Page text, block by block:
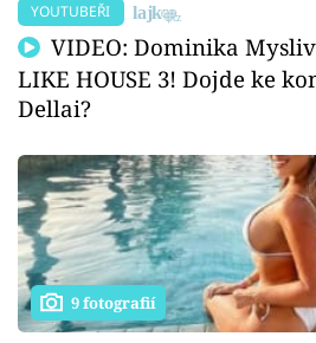
YOUTUBEŘI
VIDEO: Dominika
LIKE HOUSE 3! Dojde ke
Dellai?
9 fotografií